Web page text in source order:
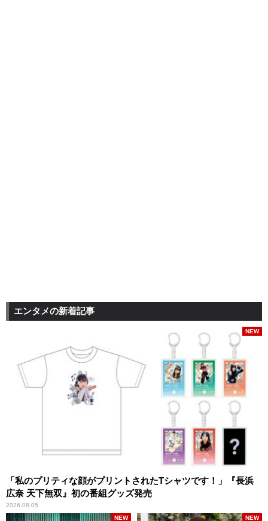
エンタメの新着記事
「私のプリティな顔がプリントされたTシャツです！」『長浜
広奈 天下無双』初の番組グッズ発売
2026.08.05
NEW
NEW NEW